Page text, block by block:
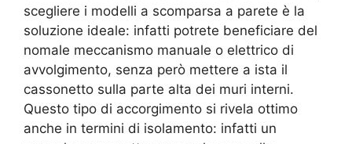
scegliere i modelli a scomparsa a parete è la
soluzione ideale: infatti potrete beneficiare del
nomale meccanismo manuale o elettrico di
avvolgimento, senza però mettere a ista il
cassonetto sulla parte alta dei muri interni.
Questo tipo di accorgimento si rivela ottimo
anche in termini di isolamento: infatti un